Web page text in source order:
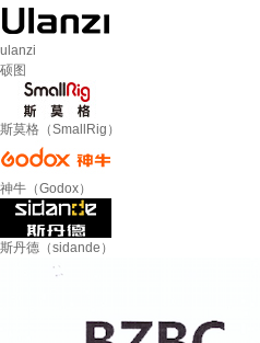
ulanzi
硕图
斯莫格（SmallRig）
神牛（Godox）
斯丹德（sidande）